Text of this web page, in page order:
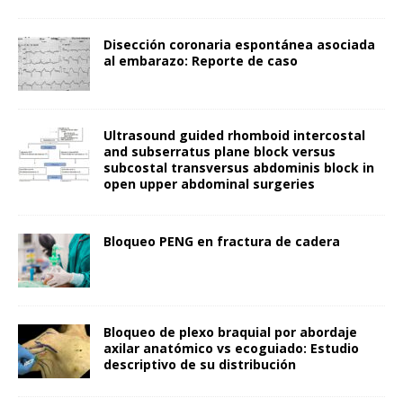
Disección coronaria espontánea asociada
al embarazo: Reporte de caso
Ultrasound guided rhomboid intercostal
and subserratus plane block versus
subcostal transversus abdominis block in
open upper abdominal surgeries
Bloqueo PENG en fractura de cadera
Bloqueo de plexo braquial por abordaje
axilar anatómico vs ecoguiado: Estudio
descriptivo de su distribución